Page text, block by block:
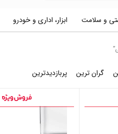
و سلامت ابزار، اداری و خودرو
گران ترین پربازدیدترین